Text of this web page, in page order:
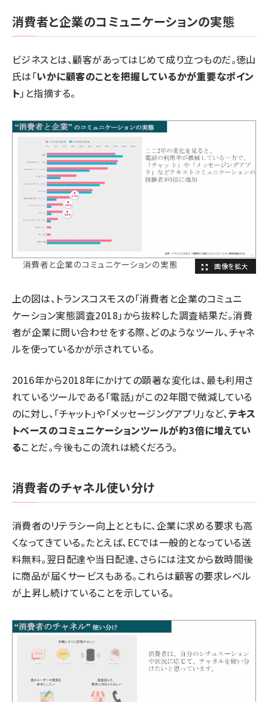
消費者と企業のコミュニケーションの実態
ビジネスとは、顧客があってはじめて成り立つものだ。徳山
氏は「いかに顧客のことを把握しているかが重要なポイン
ト」と指摘する。
消費者と企業のコミュニケーションの実態
上の図は、トランスコスモスの「消費者と企業のコミュニ
ケーション実態調査2018」から抜粋した調査結果だ。消費
者が企業に問い合わせをする際、どのようなツール、チャネ
ルを使っているかが示されている。
2016年から2018年にかけての顕著な変化は、最も利用さ
れているツールである「電話」がこの2年間で微減している
のに対し、「チャット」や「メッセージングアプリ」など、テキス
トベースのコミュニケーションツールが約3倍に増えてい
ることだ。今後もこの流れは続くだろう。
消費者のチャネル使い分け
消費者のリテラシー向上とともに、企業に求める要求も高
くなってきている。たとえば、ECでは一般的となっている送
料無料。翌日配達や当日配達、さらには注文から数時間後
に商品が届くサービスもある。これらは顧客の要求レベル
が上昇し続けていることを示している。